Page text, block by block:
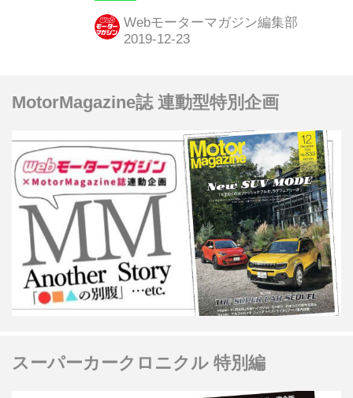
「TAFT（タフト）コンセプト」など
を出展すると発表した。
Webモーターマガジン編集部
MotorMagazine誌 連動型特別企画
スーパーカークロニクル 特別編